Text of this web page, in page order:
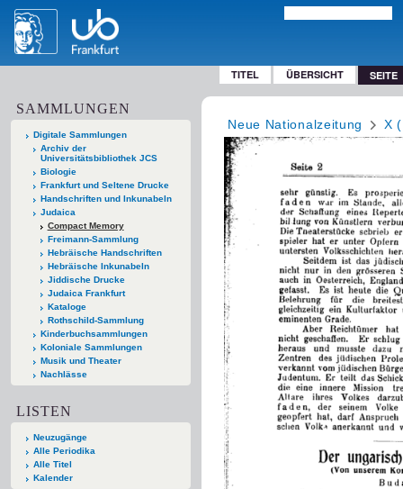
TITEL ÜBERSICHT SEITE
SAMMLUNGEN
Digitale Sammlungen
Archiv der
Universitätsbibliothek JCS
Biologie
Frankfurt und Seltene Drucke
Handschriften und Inkunabeln
Judaica
Compact Memory
Freimann-Sammlung
Hebräische Handschriften
Hebräische Inkunabeln
Jiddische Drucke
Judaica Frankfurt
Kataloge
Rothschild-Sammlung
Kinderbuchsammlungen
Koloniale Sammlungen
Musik und Theater
Nachlässe
LISTEN
Neuzugänge
Alle Periodika
Alle Titel
Kalender
Neue Nationalzeitung X